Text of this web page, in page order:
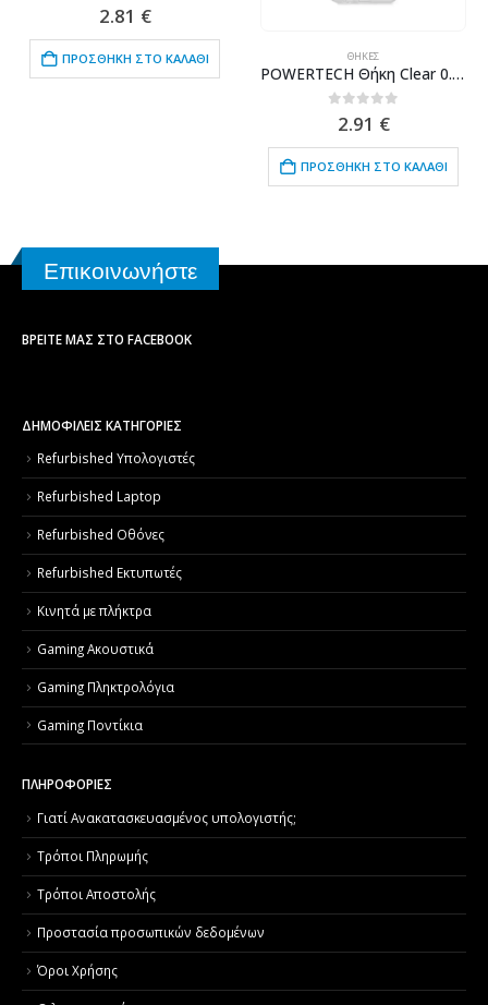
out of 5
2.81 €
ΠΡΟΣΘΉΚΗ ΣΤΟ ΚΑΛΆΘΙ ΘΉΚΕΣ
POWERTECH Θήκη Clear 0.5mm TPU MOB-1314 για Xiaomi Mi 9 SE, διάφανη
out of 5
2.91 €
ΠΡΟΣΘΉΚΗ ΣΤΟ ΚΑΛΆΘΙ
Επικοινωνήστε
ΒΡΕΊΤΕ ΜΑΣ ΣΤΟ FACEBOOK
ΔΗΜΟΦΙΛΕΙΣ ΚΑΤΗΓΟΡΙΕΣ
Refurbished Υπολογιστές
Refurbished Laptop
Refurbished Οθόνες
Refurbished Εκτυπωτές
Κινητά με πλήκτρα
Gaming Ακουστικά
Gaming Πληκτρολόγια
Gaming Ποντίκια
ΠΛΗΡΟΦΟΡΙΕΣ
Γιατί Aνακατασκευασμένος υπολογιστής;
Τρόποι Πληρωμής
Τρόποι Αποστολής
Προστασία προσωπικών δεδομένων
Όροι Χρήσης